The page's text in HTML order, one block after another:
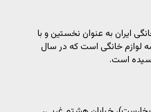
ایران به عنوان نخستین و با
لوازم خانگی است که در سال